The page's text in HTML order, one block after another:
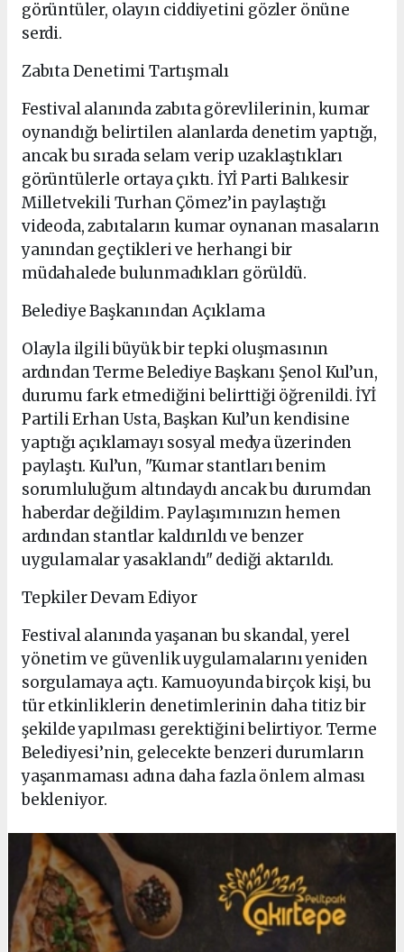
görüntüler, olayın ciddiyetini gözler önüne
serdi.
Zabıta Denetimi Tartışmalı
Festival alanında zabıta görevlilerinin, kumar
oynandığı belirtilen alanlarda denetim yaptığı,
ancak bu sırada selam verip uzaklaştıkları
görüntülerle ortaya çıktı. İYİ Parti Balıkesir
Milletvekili Turhan Çömez’in paylaştığı
videoda, zabıtaların kumar oynanan masaların
yanından geçtikleri ve herhangi bir
müdahalede bulunmadıkları görüldü.
Belediye Başkanından Açıklama
Olayla ilgili büyük bir tepki oluşmasının
ardından Terme Belediye Başkanı Şenol Kul’un,
durumu fark etmediğini belirttiği öğrenildi. İYİ
Partili Erhan Usta, Başkan Kul’un kendisine
yaptığı açıklamayı sosyal medya üzerinden
paylaştı. Kul’un, "Kumar stantları benim
sorumluluğum altındaydı ancak bu durumdan
haberdar değildim. Paylaşımınızın hemen
ardından stantlar kaldırıldı ve benzer
uygulamalar yasaklandı" dediği aktarıldı.
Tepkiler Devam Ediyor
Festival alanında yaşanan bu skandal, yerel
yönetim ve güvenlik uygulamalarını yeniden
sorgulamaya açtı. Kamuoyunda birçok kişi, bu
tür etkinliklerin denetimlerinin daha titiz bir
şekilde yapılması gerektiğini belirtiyor. Terme
Belediyesi’nin, gelecekte benzeri durumların
yaşanmaması adına daha fazla önlem alması
bekleniyor.